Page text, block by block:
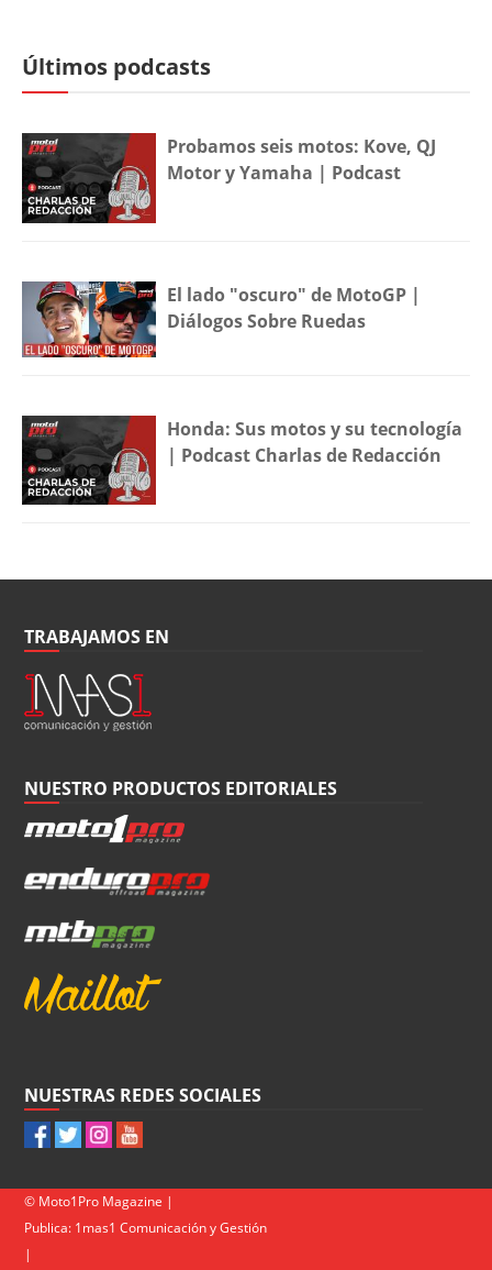
Últimos podcasts
Probamos seis motos: Kove, QJ
Motor y Yamaha | Podcast
El lado "oscuro" de MotoGP |
Diálogos Sobre Ruedas
Honda: Sus motos y su tecnología
| Podcast Charlas de Redacción
TRABAJAMOS EN
NUESTRO PRODUCTOS EDITORIALES
NUESTRAS REDES SOCIALES
© Moto1Pro Magazine |
Publica: 1mas1 Comunicación y Gestión
|